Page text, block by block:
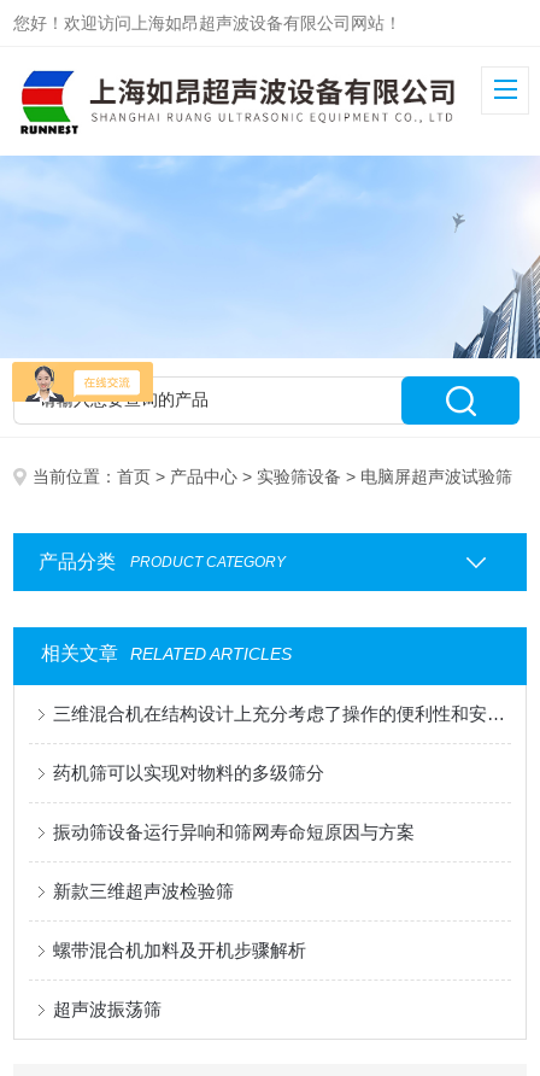
您好！欢迎访问上海如昂超声波设备有限公司网站！
当前位置：首页 > 产品中心 > 实验筛设备 > 电脑屏超声波试验筛
产品分类 PRODUCT CATEGORY
相关文章 RELATED ARTICLES
三维混合机在结构设计上充分考虑了操作的便利性和安全性
药机筛可以实现对物料的多级筛分
振动筛设备运行异响和筛网寿命短原因与方案
新款三维超声波检验筛
螺带混合机加料及开机步骤解析
超声波振荡筛